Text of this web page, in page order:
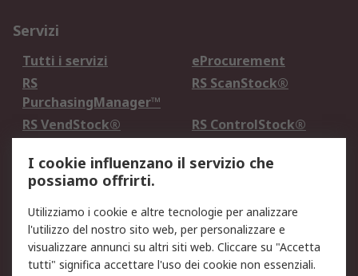
Servizi
Tutti i servizi
eProcurement
RS
PurchasingManager™
RS ScanStock®
RS VendStock®
RS ControlStock®
Legale
Informativa Cookie
Informativa Privacy -
Aggiornata
Email Security
Termini d'uso
I cookie influenzano il servizio che
possiamo offrirti.
Utilizziamo i cookie e altre tecnologie per analizzare
l'utilizzo del nostro sito web, per personalizzare e
visualizzare annunci su altri siti web. Cliccare su "Accetta
tutti" significa accettare l'uso dei cookie non essenziali.